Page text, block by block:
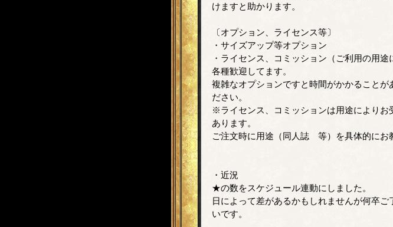
けますと助かります。
〔オプション、ライセンス等〕
・サイズアップ等オプション
・ライセンス、コミッション（ご利用の用途
各種歓迎してます。
複雑なオプションですと時間がかかることが
ださい。
※ライセンス、コミッションは用途によりお
あります。
ご注文時に用途（同人誌 等）を具体的にお
・近況
★の数をスケジュール連動にしました。
日によって差があるかもしれませんが何卒ご
いです。